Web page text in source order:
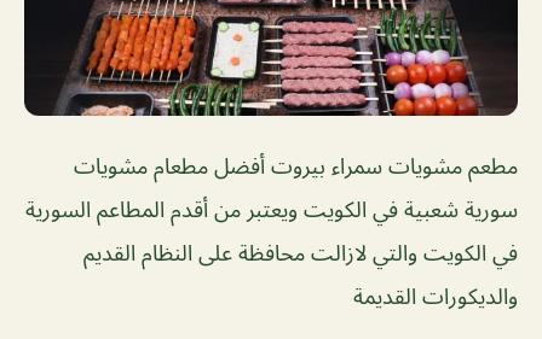
مطعم مشويات سمراء بيروت أفضل مطعام مشويات
سورية شعبية في الكويت ويعتبر من أقدم المطاعم السورية
في الكويت والتي لازالت محافظة على النظام القديم
والديكورات القديمة